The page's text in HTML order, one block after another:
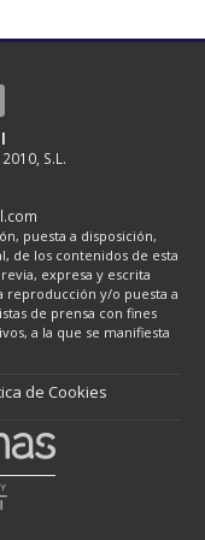
S.L.
puesta a disposición,
de los contenidos de esta
expresa y escrita
reproducción y/o puesta a
de prensa con fines
a la que se manifiesta
de Cookies